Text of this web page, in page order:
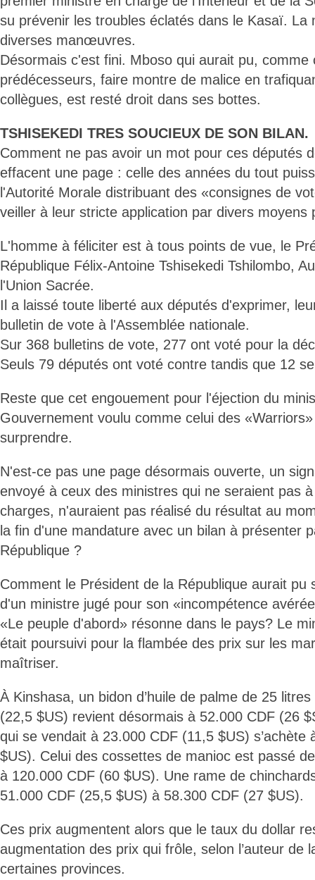
su prévenir les troubles éclatés dans le Kasaï. La
diverses manœuvres.
Désormais c'est fini. Mboso qui aurait pu, comme
prédécesseurs, faire montre de malice en
collègues, est resté droit dans ses bottes.
TSHISEKEDI TRES SOUCIEUX DE SON BILAN.
Comment ne pas avoir un mot pour ces députés
effacent une page : celle des années du tout
l'Autorité Morale distribuant des «consignes de
veiller à leur stricte application par divers moyens
L'homme à féliciter est à tous points de vue, le
République Félix-Antoine Tshisekedi Tshilombo,
l'Union Sacrée.
Il a laissé toute liberté aux députés d'exprimer,
bulletin de vote à l'Assemblée nationale.
Sur 368 bulletins de vote, 277 ont voté pour la
Seuls 79 députés ont voté contre tandis que 12
Reste que cet engouement pour l'éjection du
Gouvernement voulu comme celui des
surprendre.
N'est-ce pas une page désormais ouverte, un
envoyé à ceux des ministres qui ne seraient pas
charges, n'auraient pas réalisé du résultat au
la fin d'une mandature avec un bilan à présenter
République ?
Comment le Président de la République aurait pu
d'un ministre jugé pour son «incompétence
«Le peuple d'abord» résonne dans le pays? Le
était poursuivi pour la flambée des prix sur les
maîtriser.
À Kinshasa, un bidon d’huile de palme de 25
(22,5 $US) revient désormais à 52.000 CDF (26
qui se vendait à 23.000 CDF (11,5 $US) s’achète
$US). Celui des cossettes de manioc est passé
à 120.000 CDF (60 $US). Une rame de
51.000 CDF (25,5 $US) à 58.300 CDF (27 $US).
Ces prix augmentent alors que le taux du dollar
augmentation des prix qui frôle, selon l’auteur de
certaines provinces.